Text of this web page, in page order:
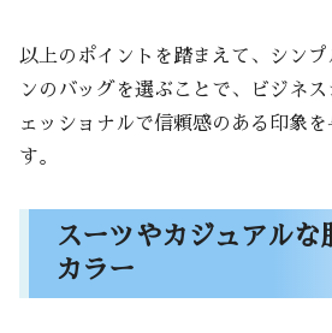
以上のポイントを踏まえて、シンプ
ンのバッグを選ぶことで、ビジネ
ェッショナルで信頼感のある印象
す。
スーツやカジュアルな
カラー